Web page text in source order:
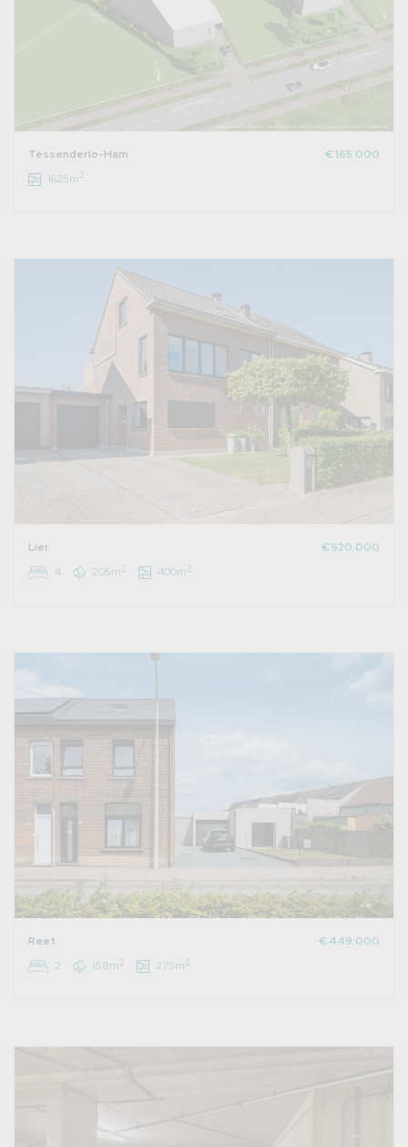
Tessenderlo-Ham
€ 165.000
1625m2
Lier
€ 520.000
4
205m2 400m2
Reet
€ 449.000
2
158m2 275m2